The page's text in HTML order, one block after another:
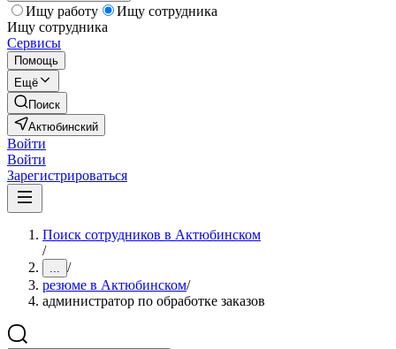
Ищу работу
Ищу сотрудника
Ищу сотрудника
Сервисы
Помощь
Ещё
Поиск
Актюбинский
Войти
Войти
Зарегистрироваться
Поиск сотрудников в Актюбинском
/
... /
резюме в Актюбинском/
администратор по обработке заказов